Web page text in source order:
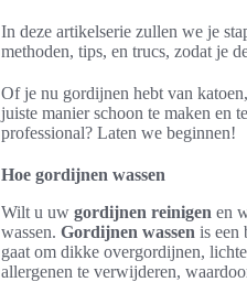
In deze artikelserie zullen we je
methoden, tips, en trucs, zodat je
Of je nu gordijnen hebt van
juiste manier schoon te maken en
professional? Laten we beginnen!
Hoe gordijnen wassen
Wilt u uw gordijnen reinigen en
wassen. Gordijnen wassen is een
gaat om dikke overgordijnen,
allergenen te verwijderen,